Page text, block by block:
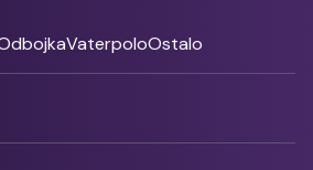
VaterpoloOstalo